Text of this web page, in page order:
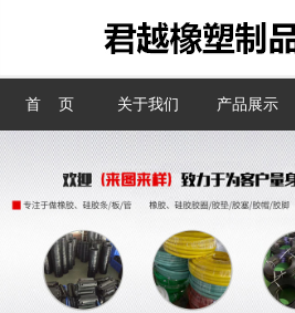
首 页 关于我们 产品展示